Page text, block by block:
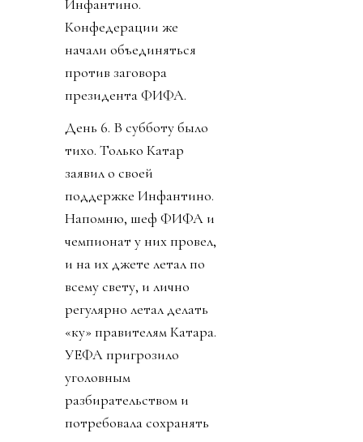
Инфантино.
Конфедерации же
начали объединяться
против заговора
президента ФИФА.
День 6. В субботу было
тихо. Только Катар
заявил о своей
поддержке Инфантино.
Напомню, шеф ФИФА и
чемпионат у них провел,
и на их джете летал по
всему свету, и лично
регулярно летал делать
«ку» правителям Катара.
УЕФА пригрозило
уголовным
разбирательством и
потребовала сохранять